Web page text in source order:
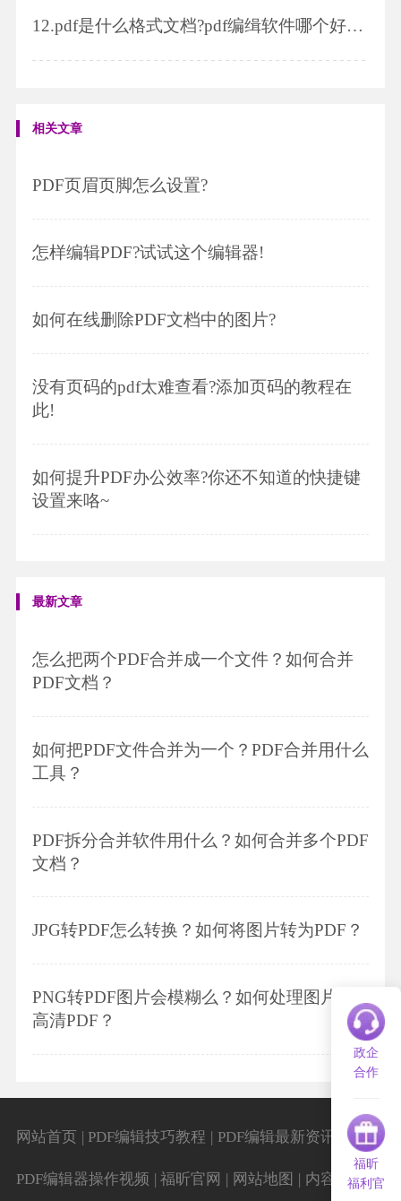
12.pdf是什么格式文档?pdf编缉软件哪个好用?
相关文章
PDF页眉页脚怎么设置?
怎样编辑PDF?试试这个编辑器!
如何在线删除PDF文档中的图片?
没有页码的pdf太难查看?添加页码的教程在
此!
如何提升PDF办公效率?你还不知道的快捷键
设置来咯~
最新文章
怎么把两个PDF合并成一个文件？如何合并
PDF文档？
如何把PDF文件合并为一个？PDF合并用什么
工具？
PDF拆分合并软件用什么？如何合并多个PDF
文档？
JPG转PDF怎么转换？如何将图片转为PDF？
PNG转PDF图片会模糊么？如何处理图片转
高清PDF？
政企
合作
福昕
福利官
网站首页 | PDF编辑技巧教程 | PDF编辑最新资讯
PDF编辑器操作视频 | 福昕官网 | 网站地图 | 内容导航 |